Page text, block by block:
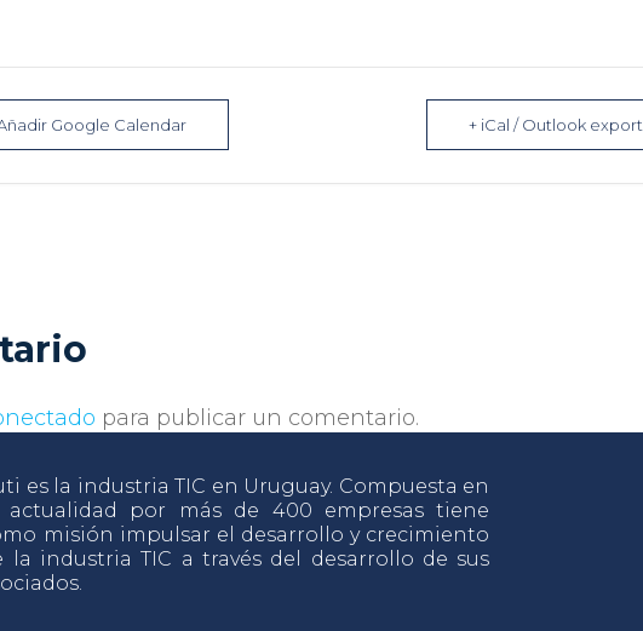
Google Calendar + iCal / Outlook export
para publicar un comentario.
es la industria TIC en Uruguay. Compuesta en
actualidad por más de 400 empresas tiene
misión impulsar el desarrollo y crecimiento
la industria TIC a través del desarrollo de sus